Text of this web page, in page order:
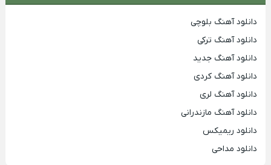
دانلود آهنگ بلوچی
دانلود آهنگ ترکی
دانلود آهنگ جدید
دانلود آهنگ کردی
دانلود آهنگ لری
دانلود آهنگ مازندرانی
دانلود ریمیکس
دانلود مداحی